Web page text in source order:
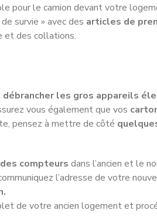
pour le camion devant votre
survie » avec des articles de
et des collations.
débrancher les gros appareils
vous également que vos
pensez à mettre de côté
compteurs dans l’ancien et le
l’adresse de votre
de votre ancien logement et